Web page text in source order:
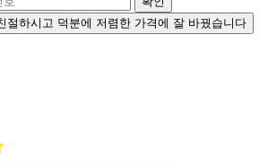
절하시고 덕분에 저렴한 가격에 잘 바꿨습니다